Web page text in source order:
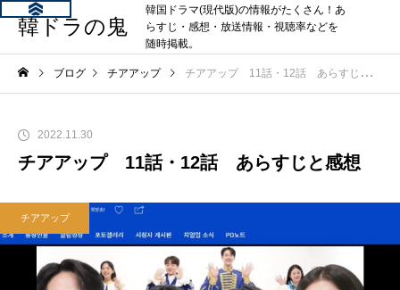
韓ドラの鬼
韓国ドラマ(現代版)の情報がたくさん！あ
らすじ・感想・放送情報・視聴率などを
随時掲載。
ブログ チアアップ チアアップ 11話・12話 あらすじと感想
2022.11.30
チアアップ 11話・12話 あらすじと感想
チアアップ